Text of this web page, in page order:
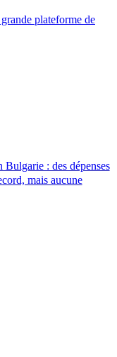
plateforme de
Bulgarie : des dépenses
mais aucune